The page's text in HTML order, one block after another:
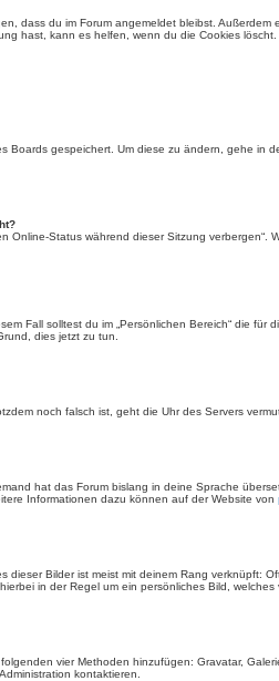
dass du im Forum angemeldet bleibst.
hast, kann es helfen, wenn du die Cookies löscht.
gespeichert. Um diese zu ändern, gehe in
Online-Status während dieser Sitzung
Fall solltest du im „Persönlichen Bereich“ die
dies jetzt zu tun.
noch falsch ist, geht die Uhr des Servers
hat das Forum bislang in deine Sprache
Informationen dazu können auf der Website von
Bilder ist meist mit deinem Rang verknüpft:
in der Regel um ein persönliches Bild,
vier Methoden hinzufügen: Gravatar,
kontaktieren.